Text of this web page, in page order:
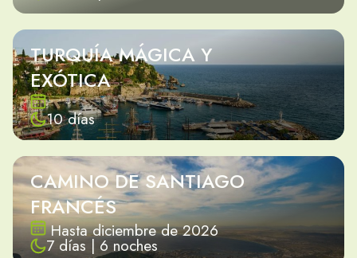
TURQUÍA MÁGICA Y
EXÓTICA
10 días
CAMINO DE SANTIAGO
FRANCÉS
Hasta diciembre de 2026
7 días | 6 noches